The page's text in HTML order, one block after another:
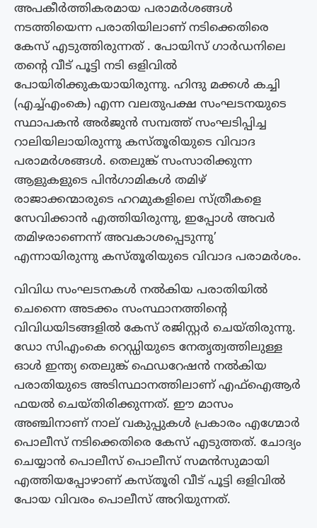
അപകീര്‍ത്തികരമായ പരാമര്‍ശങ്ങള്‍
നടത്തിയെന്ന പരാതിയിലാണ് നടിക്കെതിരെ
കേസ് എടുത്തിരുന്നത് . പോയിസ് ഗാര്‍ഡനിലെ
തന്റെ വീട് പൂട്ടി നടി ഒളിവില്‍
പോയിരിക്കുകയായിരുന്നു. ഹിന്ദു മക്കള്‍ കച്ചി
(എച്ച്എംകെ) എന്ന വലതുപക്ഷ സംഘടനയുടെ
സ്ഥാപകന്‍ അര്‍ജുന്‍ സമ്പത്ത് സംഘടിപ്പിച്ച
റാലിയിലായിരുന്നു കസ്തൂരിയുടെ വിവാദ
പരാമര്‍ശങ്ങള്‍. തെലുങ്ക് സംസാരിക്കുന്ന
ആളുകളുടെ പിന്‍ഗാമികള്‍ തമിഴ്
രാജാക്കന്മാരുടെ ഹറമുകളിലെ സ്ത്രീകളെ
സേവിക്കാന്‍ എത്തിയിരുന്നു, ഇപ്പോള്‍ അവര്‍
തമിഴരാണെന്ന് അവകാശപ്പെടുന്നു’
എന്നായിരുന്നു കസ്തൂരിയുടെ വിവാദ പരാമര്‍ശം.
വിവിധ സംഘടനകള്‍ നല്‍കിയ പരാതിയില്‍
ചെന്നൈ അടക്കം സംസ്ഥാനത്തിന്റെ
വിവിധയിടങ്ങളില്‍ കേസ് രജിസ്റ്റര്‍ ചെയ്തിരുന്നു.
ഡോ സിഎംകെ റെഡ്ഡിയുടെ നേതൃത്വത്തിലുള്ള
ഓള്‍ ഇന്ത്യ തെലുങ്ക് ഫെഡറേഷന്‍ നല്‍കിയ
പരാതിയുടെ അടിസ്ഥാനത്തിലാണ് എഫ്ഐആര്‍
ഫയല്‍ ചെയ്തിരിക്കുന്നത്. ഈ മാസം
അഞ്ചിനാണ് നാല് വകുപ്പുകള്‍ പ്രകാരം എഗ്മോര്‍
പൊലീസ് നടിക്കെതിരെ കേസ് എടുത്തത്. ചോദ്യം
ചെയ്യാന്‍ പൊലീസ് പൊലീസ് സമന്‍സുമായി
എത്തിയപ്പോഴാണ് കസ്തൂരി വീട് പൂട്ടി ഒളിവില്‍
പോയ വിവരം പൊലീസ് അറിയുന്നത്.